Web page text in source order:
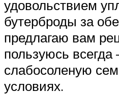
удовольствием
бутерброды за
предлагаю вам
пользуюсь всегда
слабосоленую
условиях.